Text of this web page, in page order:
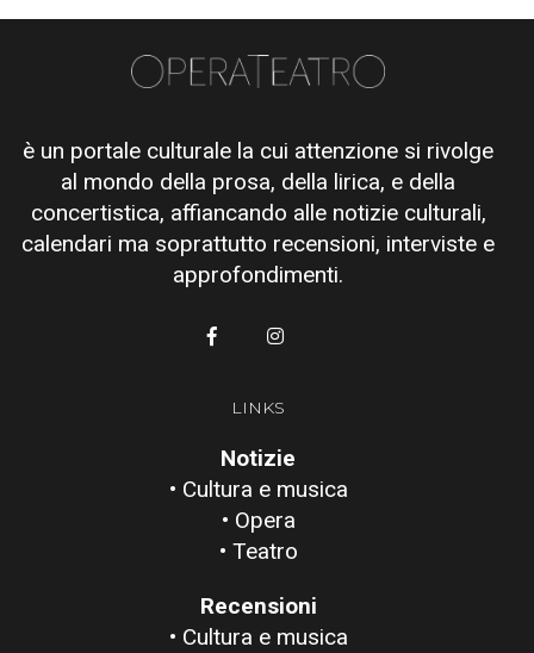
è un portale culturale la cui attenzione si rivolge
al mondo della prosa, della lirica, e della
concertistica, affiancando alle notizie culturali,
calendari ma soprattutto recensioni, interviste e
approfondimenti.
LINKS
Notizie
• Cultura e musica
• Opera
• Teatro
Recensioni
• Cultura e musica